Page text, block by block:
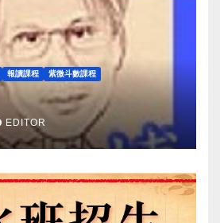
報讀課程 紫微斗數課程
EDITOR